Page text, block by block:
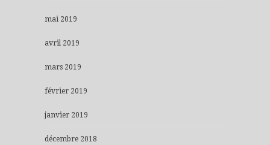
mai 2019
avril 2019
mars 2019
février 2019
janvier 2019
décembre 2018